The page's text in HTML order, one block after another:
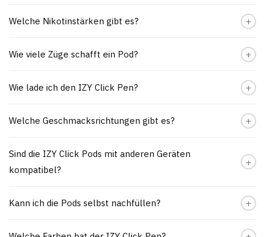
Welche Nikotinstärken gibt es?
Wie viele Züge schafft ein Pod?
Wie lade ich den IZY Click Pen?
Welche Geschmacksrichtungen gibt es?
Sind die IZY Click Pods mit anderen Geräten
kompatibel?
Kann ich die Pods selbst nachfüllen?